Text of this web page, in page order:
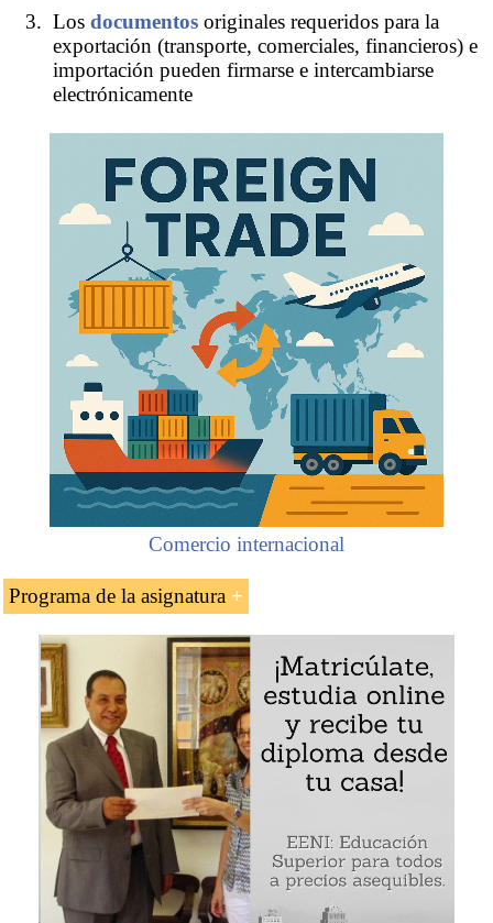
Los documentos originales requeridos para la
exportación (transporte, comerciales, financieros) e
importación pueden firmarse e intercambiarse
electrónicamente
Comercio internacional
Programa de la asignatura
Conocimiento de embarque electrónico FIATA
(eFBL Bill of Lading) de laAsociación
Internacional de Transporte Aéreo (IATA)
Características del Conocimiento de embarque
electrónico FIATA (eFBl Bill of Lading)
Ejemplo - Conocimiento de embarque electrónico FIATA